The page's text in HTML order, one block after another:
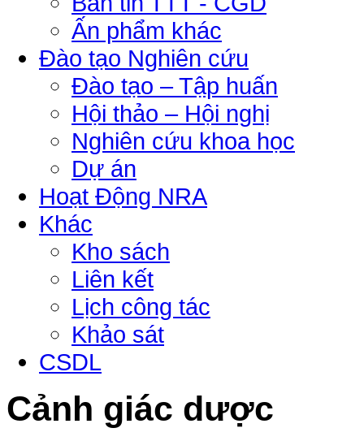
Ấn phẩm khác
Đào tạo Nghiên cứu
Đào tạo – Tập huấn
Hội thảo – Hội nghị
Nghiên cứu khoa học
Dự án
Hoạt Động NRA
Khác
Kho sách
Liên kết
Lịch công tác
Khảo sát
CSDL
Cảnh giác dược